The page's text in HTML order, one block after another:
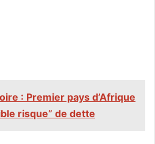
: Premier pays d’Afrique
risque” de dette‎‎